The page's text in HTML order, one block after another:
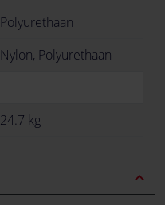
Polyurethaan
Nylon, Polyurethaan
24.7 kg
expand_less